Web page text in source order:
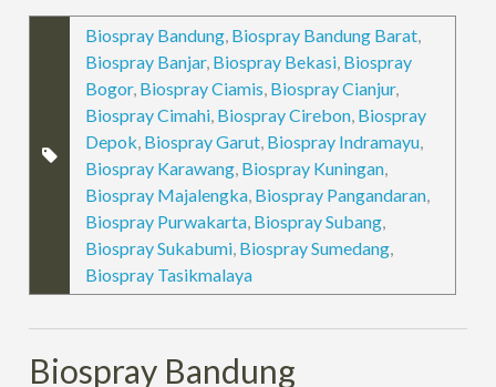
Biospray Bandung, Biospray Bandung Barat,
Biospray Banjar, Biospray Bekasi, Biospray
Bogor, Biospray Ciamis, Biospray Cianjur,
Biospray Cimahi, Biospray Cirebon, Biospray
Depok, Biospray Garut, Biospray Indramayu,
Biospray Karawang, Biospray Kuningan,
Biospray Majalengka, Biospray Pangandaran,
Biospray Purwakarta, Biospray Subang,
Biospray Sukabumi, Biospray Sumedang,
Biospray Tasikmalaya
Biospray Bandung